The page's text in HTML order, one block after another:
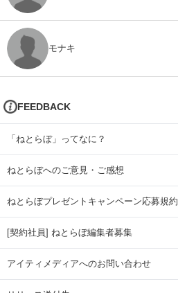
モナキ
FEEDBACK
「ねとらぼ」ってなに？
ねとらぼへのご意見・ご感想
ねとらぼプレゼントキャンペーン応募規約
[契約社員] ねとらぼ編集者募集
アイティメディアへのお問い合わせ